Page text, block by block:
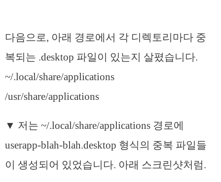
다음으로, 아래 경로에서 각 디렉토리마다 중
복되는 .desktop 파일이 있는지 살폈습니다.
~/.local/share/applications
/usr/share/applications
▼ 저는 ~/.local/share/applications 경로에
userapp-blah-blah.desktop 형식의 중복 파일들
이 생성되어 있었습니다. 아래 스크린샷처럼.